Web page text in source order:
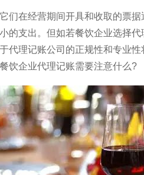
们在经营期间开具和收取的票
的支出。但如若餐饮企业选择
代理记账公司的正规性和专业
饮企业代理记账需要注意什么?